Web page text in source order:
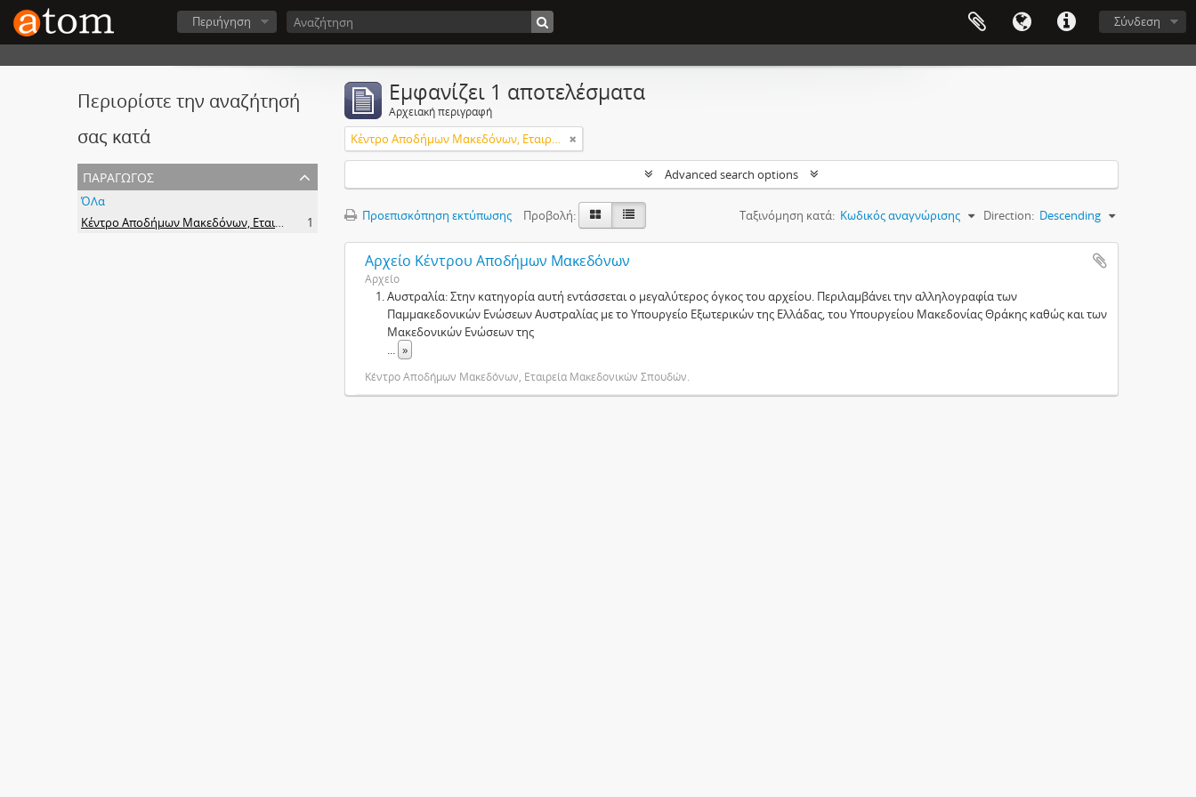
Σύνδεση
Περιήγηση
Περιορίστε την αναζήτησή
σας κατά
παραγωγός
ΌΛα
Κέντρο Αποδήμων Μακεδόνων, Εταιρεία Μακεδονικών Σπουδών.
1
Εμφανίζει 1 αποτελέσματα
Αρχειακή περιγραφή
Κέντρο Αποδήμων Μακεδόνων, Εταιρεία Μακεδονικών Σπουδών.
Advanced search options
Προεπισκόπηση εκτύπωσης Προβολή: Ταξινόμηση κατά: Κωδικός αναγνώρισης Direction: Descending
Αρχείο Κέντρου Αποδήμων Μακεδόνων
Αρχείο
Αυστραλία: Στην κατηγορία αυτή εντάσσεται ο μεγαλύτερος όγκος του αρχείου. Περιλαμβάνει την αλληλογραφία των
Παμμακεδονικών Ενώσεων Αυστραλίας με το Υπουργείο Εξωτερικών της Ελλάδας, του Υπουργείου Μακεδονίας Θράκης καθώς και των
Μακεδονικών Ενώσεων της
... »
Κέντρο Αποδήμων Μακεδόνων, Εταιρεία Μακεδονικών Σπουδών.